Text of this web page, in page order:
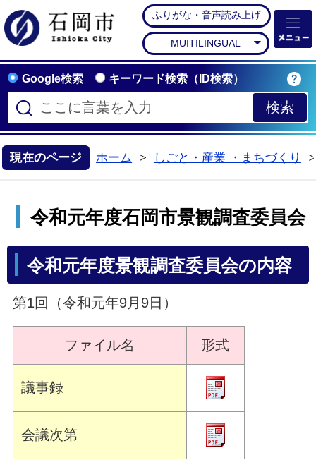
石岡市公式ホームペー
ふりがな・音声読み上げ
MUITILINGUAL
Google検索 キーワード検索（ID検索）
現在のページ ホーム
しごと・産業 ・まちづくり
令和元年度石岡市景観調査委員会
令和元年度景観調査委員会の内容
第1回（令和元年9月9日）
ファイル名 形式
議事録
会議次第